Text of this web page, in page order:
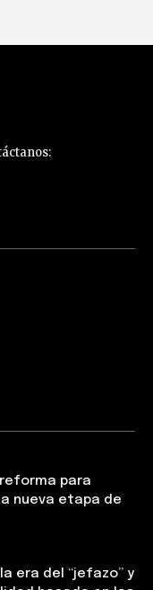
para
nueva etapa de
era del “jefazo” y